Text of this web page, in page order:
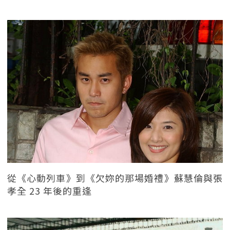
從《心動列車》到《欠妳的那場婚禮》蘇慧倫與張
孝全 23 年後的重逢